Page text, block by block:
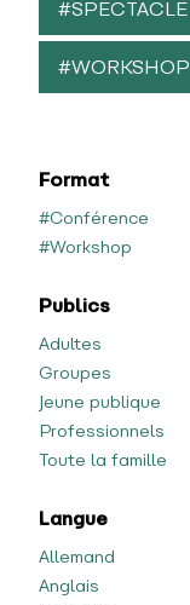
#SPECTACLE
#WORKSHOP
Format
#Conférence
#Workshop
Publics
Adultes
Groupes
Jeune publique
Professionnels
Toute la famille
Langue
Allemand
Anglais